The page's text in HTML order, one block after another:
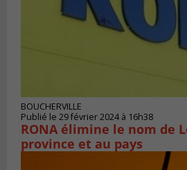
BOUCHERVILLE
Publié le 29 février 2024 à 16h38
RONA élimine le nom de
province et au pays